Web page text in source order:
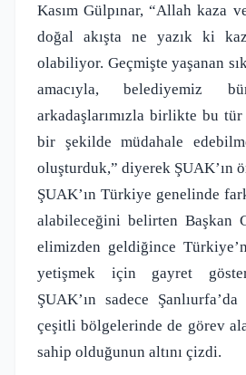
Kasım Gülpınar, “Allah kaza
doğal akışta ne yazık ki
olabiliyor. Geçmişte yaşanan
amacıyla, belediyemiz
arkadaşlarımızla birlikte bu tür
bir şekilde müdahale
oluşturduk,” diyerek ŞUAK’ın
ŞUAK’ın Türkiye genelinde
alabileceğini belirten Başkan
elimizden geldiğince
yetişmek için gayret
ŞUAK’ın sadece
çeşitli bölgelerinde de görev
sahip olduğunun altını çizdi.